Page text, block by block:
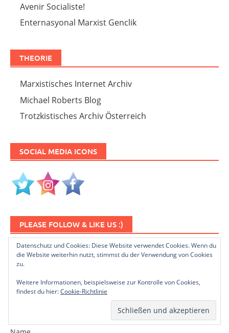
Avenir Socialiste!
Enternasyonal Marxist Genclik
THEORIE
Marxistisches Internet Archiv
Michael Roberts Blog
Trotzkistisches Archiv Österreich
SOCIAL MEDIA ICONS
PLEASE FOLLOW & LIKE US :)
NEWSLETTER ABONNIEREN
Datenschutz und Cookies: Diese Website verwendet Cookies. Wenn du
die Website weiterhin nutzt, stimmst du der Verwendung von Cookies
zu.
Weitere Informationen, beispielsweise zur Kontrolle von Cookies,
findest du hier:Cookie-Richtlinie